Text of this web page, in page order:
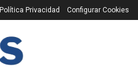
Política Privacidad Configurar Cookies